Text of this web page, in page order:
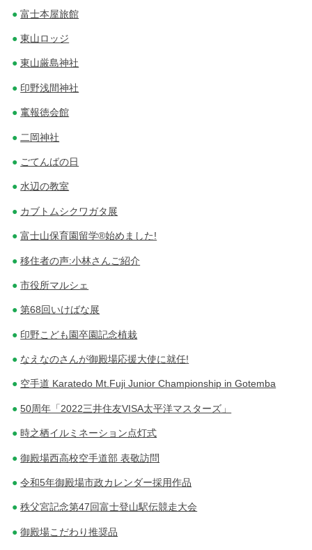
富士本屋旅館
東山ロッジ
東山厳島神社
印野浅間神社
竃報徳会館
二岡神社
ごてんばの日
水辺の教室
カブトムシクワガタ展
富士山保育園留学®始めました!
移住者の声:小林さんご紹介
市役所マルシェ
第68回いけばな展
印野こども園卒園記念植栽
なえなのさんが御殿場応援大使に就任!
空手道 Karatedo Mt.Fuji Junior Championship in Gotemba
50周年「2022三井住友VISA太平洋マスターズ」
時之栖イルミネーション点灯式
御殿場西高校空手道部 表敬訪問
令和5年御殿場市政カレンダー採用作品
秩父宮記念第47回富士登山駅伝競走大会
御殿場こだわり推奨品